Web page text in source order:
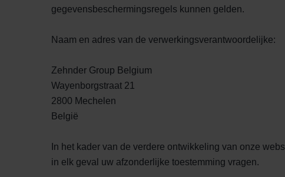
gegevensbeschermingsregels kunnen gelden.
Naam en adres van de verwerkingsverantwoordelijke:
Zehnder Group Belgium
Wayenborgstraat 21
2800 Mechelen
België
In het kader van de verdere ontwikkeling van onze
in elk geval uw afzonderlijke toestemming vragen.